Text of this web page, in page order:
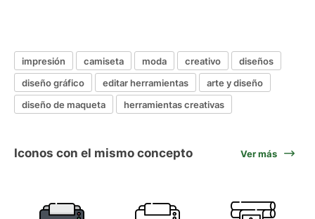
impresión camiseta moda creativo
diseños
diseño gráfico
editar herramientas
arte y diseño
diseño de maqueta
herramientas creativas
Iconos con el mismo concepto Ver más